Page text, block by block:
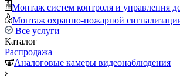
Монтаж систем контроля и управления
Монтаж охранно-пожарной
Все услуги
Каталог
Распродажа
Аналоговые камеры видеонаблюдения